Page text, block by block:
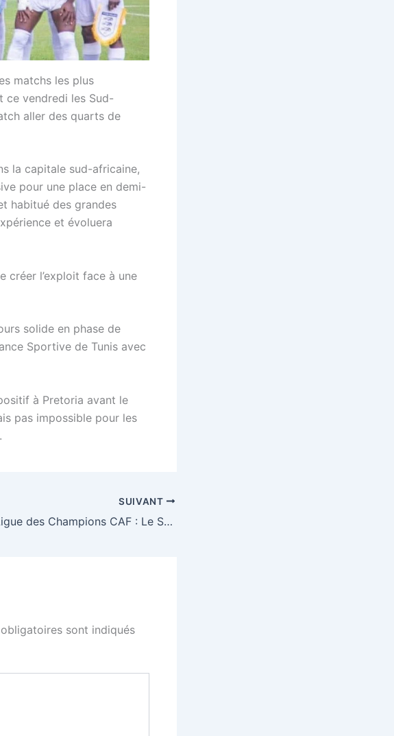
matchs les plus
ce vendredi les Sud-
aller des quarts de
la capitale sud-africaine,
pour une place en demi-
habitué des grandes
et évoluera
créer l’exploit face à une
solide en phase de
Sportive de Tunis avec
à Pretoria avant le
pas impossible pour les
SUIVANT
Ligue des Champions CAF : Le Stade Malien de Bamako lourdement battu par Mamelodi Sundowns en quart de finale aller
sont indiqués